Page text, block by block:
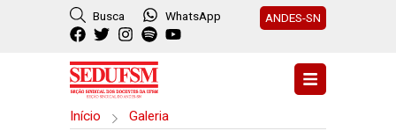
Busca WhatsApp ANDES-SN
Início Galeria